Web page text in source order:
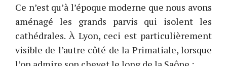
Ce n’est qu’à l’époque moderne que nous avons
aménagé les grands parvis qui isolent les
cathédrales. À Lyon, ceci est particulièrement
visible de l’autre côté de la Primatiale, lorsque